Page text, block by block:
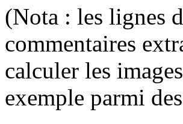
(Nota : les lignes
commentaires
calculer les
exemple parmi